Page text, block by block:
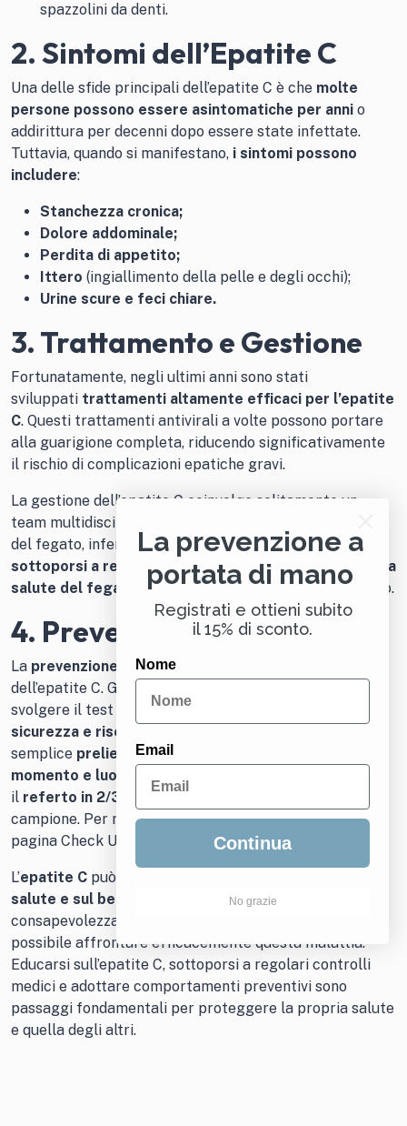
spazzolini da denti.
2. Sintomi dell’Epatite C
Una delle sfide principali dell’epatite C è che molte
persone possono essere asintomatiche per anni o
addirittura per decenni dopo essere state infettate.
Tuttavia, quando si manifestano, i sintomi possono
includere:
Stanchezza cronica;
Dolore addominale;
Perdita di appetito;
Ittero (ingiallimento della pelle e degli occhi);
Urine scure e feci chiare.
3. Trattamento e Gestione
Fortunatamente, negli ultimi anni sono stati
sviluppati trattamenti altamente efficaci per l’epatite
C. Questi trattamenti antivirali a volte possono portare
alla guarigione completa, riducendo significativamente
il rischio di complicazioni epatiche gravi.
La gestione dell’epatite C coinvolge solitamente un
team multidisciplinare composto da medici, specialisti
del fegato, infermieri e consulenti.È importante
sottoporsi a regolari controllimedici per monitorare
la
salute del fegato
e valutare l’efficacia del trattamento.
4. Prevenzione
La prevenzione è cruciale
dell’epatite C. Grazie all’innovativo
puoi
svolgere il test
in totale autonomia e in piena
sicurezza e riservatezza
semplice prelievo capillare eseguibile in qualsiasi
momento e luogo
il referto in 2/3 giorni lavorativi
campione. Per maggiori informazioni visita la
pagina Check Up MST
L’epatite C può avere un
salute e sul benessere
, ma con la giusta
consapevolezza,
possibile affrontare efficacemente questa malattia.
Educarsi sull’epatite C, sottoporsi a regolari controlli
medici e adottare comportamenti preventivi sono
passaggi fondamentali per proteggere la propria salute
e quella degli altri.
La prevenzione a
portata di mano
Registrati e ottieni subito
il 15% di sconto.
Nome
Email
Continua
No grazie